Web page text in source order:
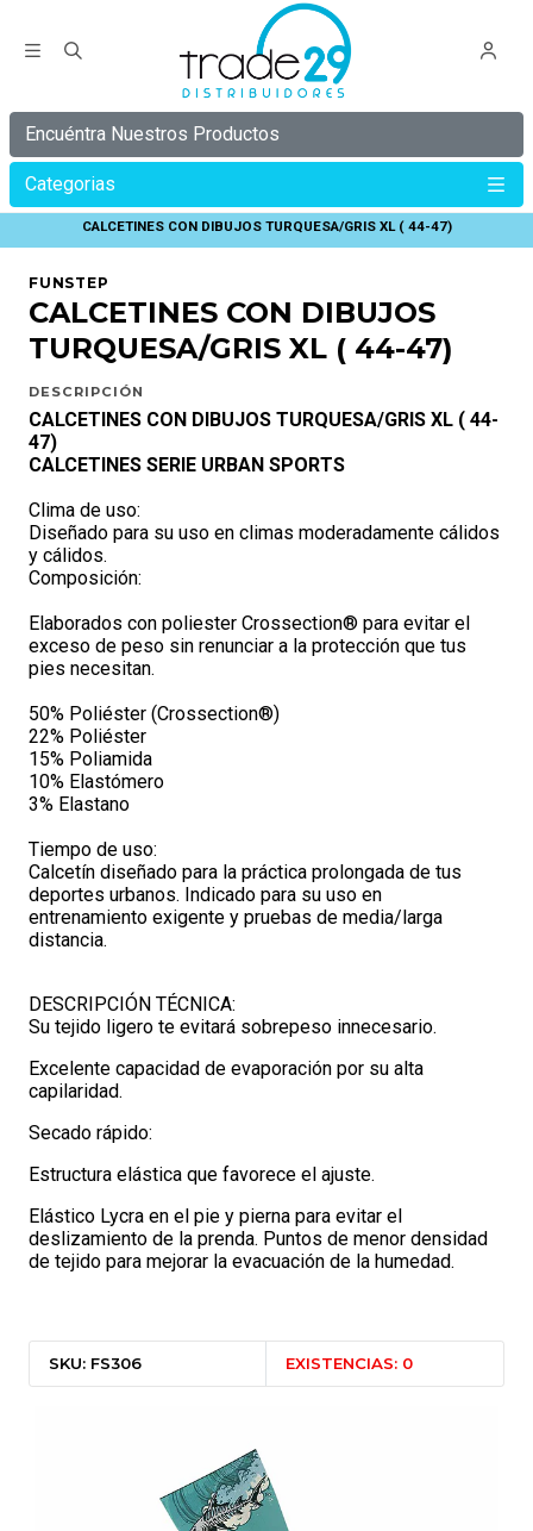
Encuéntra Nuestros Productos
Categorias
CALCETINES CON DIBUJOS TURQUESA/GRIS XL ( 44-47)
FUNSTEP
CALCETINES CON DIBUJOS
TURQUESA/GRIS XL ( 44-47)
DESCRIPCIÓN
CALCETINES CON DIBUJOS TURQUESA/GRIS XL ( 44-
47)
CALCETINES SERIE URBAN SPORTS
Clima de uso:
Diseñado para su uso en climas moderadamente cálidos
y cálidos.
Composición:
Elaborados con poliester Crossection® para evitar el
exceso de peso sin renunciar a la protección que tus
pies necesitan.
50% Poliéster (Crossection®)
22% Poliéster
15% Poliamida
10% Elastómero
3% Elastano
Tiempo de uso:
Calcetín diseñado para la práctica prolongada de tus
deportes urbanos. Indicado para su uso en
entrenamiento exigente y pruebas de media/larga
distancia.
DESCRIPCIÓN TÉCNICA:
Su tejido ligero te evitará sobrepeso innecesario.
Excelente capacidad de evaporación por su alta
capilaridad.
Secado rápido:
Estructura elástica que favorece el ajuste.
Elástico Lycra en el pie y pierna para evitar el
deslizamiento de la prenda. Puntos de menor densidad
de tejido para mejorar la evacuación de la humedad.
SKU: FS306 EXISTENCIAS: 0